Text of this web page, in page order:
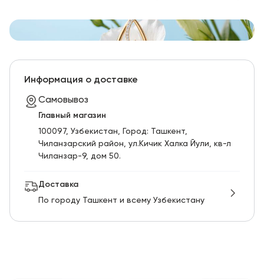
Информация о доставке
Самовывоз
Главный магазин
100097, Узбекистан, Город: Ташкент,
Чиланзарский pайон, ул.Кичик Халка Йули, кв-л
Чиланзар-9, дом 50.
Доставка
По городу Ташкент и всему Узбекистану